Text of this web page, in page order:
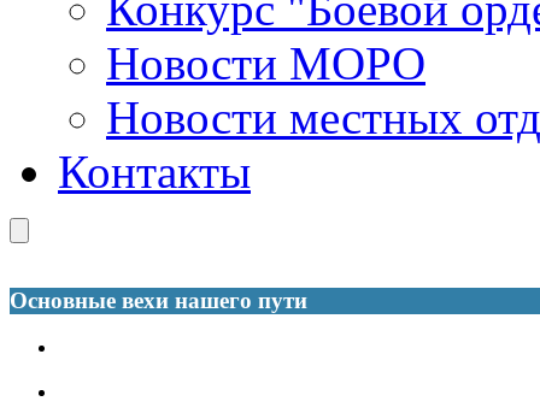
Новости МОРО
Новости местных
Контакты
Основные вехи нашего пути